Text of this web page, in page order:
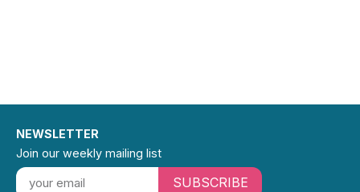
NEWSLETTER
Join our weekly mailing list
SUBSCRIBE